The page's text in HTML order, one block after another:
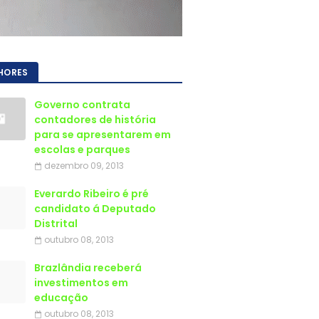
Governo contrata
contadores de história
para se apresentarem em
escolas e parques
dezembro 09, 2013
Everardo Ribeiro é pré
candidato á Deputado
Distrital
outubro 08, 2013
Brazlândia receberá
investimentos em
educação
outubro 08, 2013